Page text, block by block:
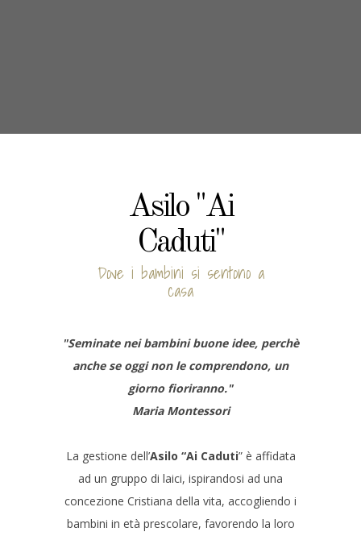
Asilo "Ai
Caduti"
Dove i bambini si sentono a
casa
"Seminate nei bambini buone idee, perchè
anche se oggi non le comprendono, un
giorno fioriranno."
Maria Montessori
La gestione dell’Asilo “Ai Caduti” è affidata
ad un gruppo di laici, ispirandosi ad una
concezione Cristiana della vita, accogliendo i
bambini in età prescolare, favorendo la loro